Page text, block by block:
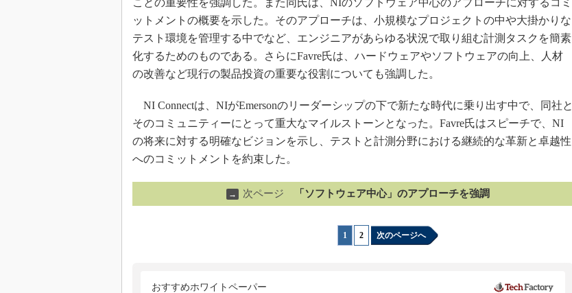
ことの重要性を強調した。また同氏は、NIのソフトウェア中心のアプローチに対するコミ
ットメントの概要を示した。そのアプローチは、小規模なプロジェクトの中や大掛かりな
テスト環境を管理する中でなど、エンジニアがあらゆる状況で取り組む計測タスクを簡素
化するためのものである。さらにFavre氏は、ハードウェアやソフトウェアの向上、人材
の改善など現行の製品投資の重要な役割についても強調した。
NI Connectは、NIがEmersonのリーダーシップの下で新たな時代に乗り出す中で、同社と
そのコミュニティーにとって重大なマイルストーンとなった。Favre氏はスピーチで、NI
の将来に対する明確なビジョンを示し、テストと計測分野における継続的な革新と卓越性
へのコミットメントを約束した。
→ 次ページ 「ソフトウェア中心」のアプローチを強調
1 2 次のページへ
おすすめホワイトペーパー